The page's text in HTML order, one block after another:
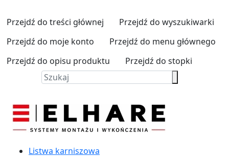
Przejdź do treści głównej
Przejdź do wyszukiwarki
Przejdź do moje konto
Przejdź do menu głównego
Przejdź do opisu produktu
Przejdź do stopki
Listwa karniszowa